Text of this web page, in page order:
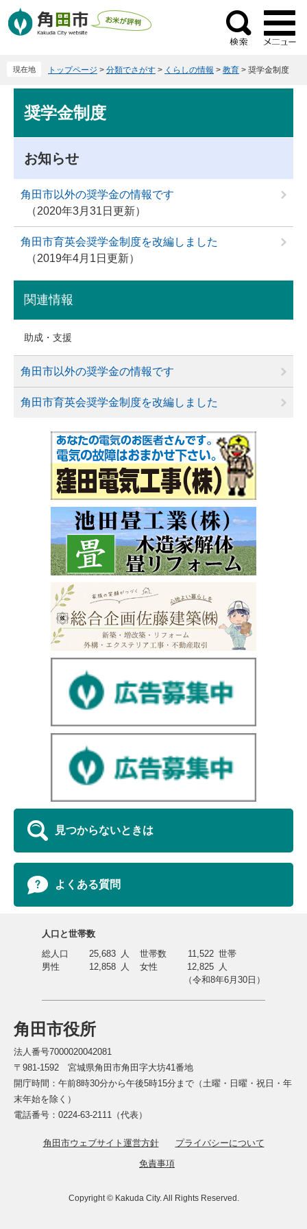
ー
ニ
検
索
現在地 トップページ > 分類でさがす > くらしの情報 > 教育 > 奨学金制度
文奨学金制度
お知らせ
角田市以外の奨学金の情報です
2020年3月31日更新
角田市育英会奨学金制度を改編しました
2019年4月1日更新
関連情報
助成・支援
角田市以外の奨学金の情報です
角田市育英会奨学金制度を改編しました
見つからないときは
よくある質問
角田市役所
法人番号7000020042081
〒981-1592 宮城県角田市角田字大坊41番地
開庁時間：午前8時30分から午後5時15分まで（土曜・日曜・祝日・年
末年始を除く）
電話番号：0224-63-2111（代表）
角田市ウェブサイト運営方針
プライバシーについて
免責事項
Copyright © Kakuda City. All Rights Reserved.
人口と世帯数
総人口
25,683 人 世帯数 11,522 世帯
男性
12,858 人 女性 12,825 人
（令和8年6月30日）